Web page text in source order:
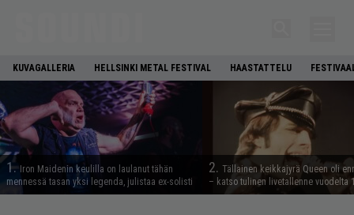
KUVAGALLERIA HELLSINKI METAL FESTIVAL HAASTATTELU
1. Iron Maidenin keulilla on laulanut tähän
mennessä tasan yksi legenda, julistaa ex-solisti
2. Tällainen keikkajyrä Queen oli
– katso tulinen livetallenne vuodelta